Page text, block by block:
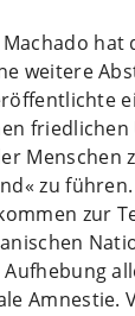
hat
weitere
friedlichen
Menschen
zu führen.
zur
Amnestie.